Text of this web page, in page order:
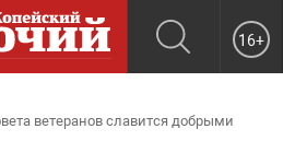
16+
ветеранов славится добрыми